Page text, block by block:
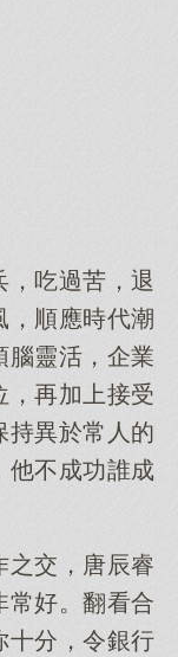
，吃過苦，退
，順應時代潮
腦靈活，企業
，再加上接受
持異於常人的
他不成功誰成
之交，唐辰睿
常好。翻看合
十分，令銀行